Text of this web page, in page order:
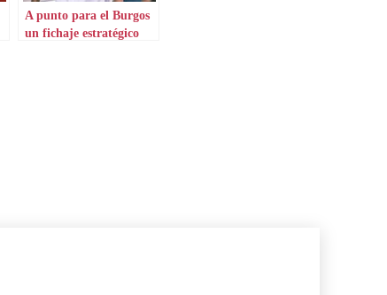
A punto para el Burgos
un fichaje estratégico